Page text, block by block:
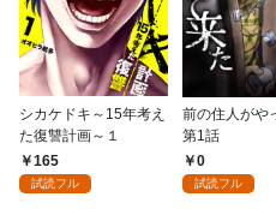
シカケドキ～15年考え
た復讐計画～１
165
試読フル
前の住人がや
第1話
0
試読フル